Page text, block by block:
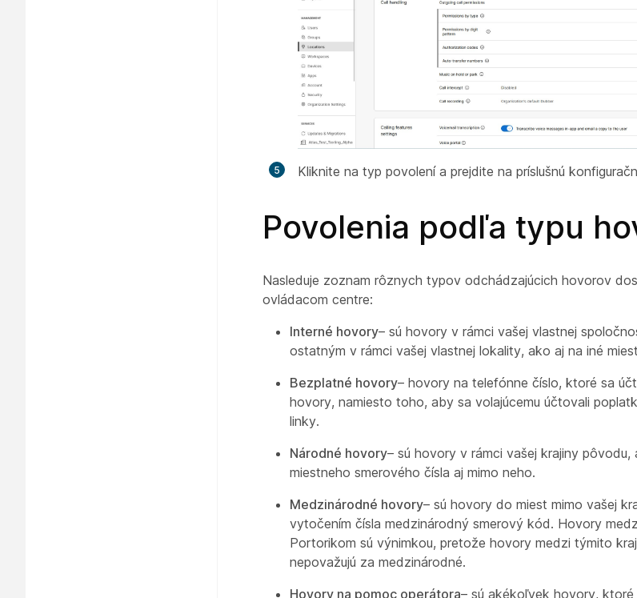
Kliknite na typ povolení a prejdite na príslušnú
Povolenia podľa typu
Nasleduje zoznam rôznych typov odchádzajúcich hovorov
ovládacom centre:
Interné hovory– sú hovory v rámci vašej vlastnej
ostatným v rámci vašej vlastnej lokality, ako aj na iné
Bezplatné hovory– hovory na telefónne číslo, ktoré sa
hovory, namiesto toho, aby sa volajúcemu účtovali
linky.
Národné hovory– sú hovory v rámci vašej krajiny
miestneho smerového čísla aj mimo neho.
Medzinárodné hovory– sú hovory do miest mimo vašej
vytočením čísla medzinárodný smerový kód. Hovory
Portorikom sú výnimkou, pretože hovory medzi týmito
nepovažujú za medzinárodné.
Hovory na pomoc operátora– sú akékoľvek hovory, ktoré